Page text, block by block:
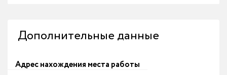
Дополнительные данные
Адрес нахождения места работы